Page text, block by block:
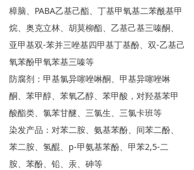
樟脑、PABA乙基己酯、丁基甲氧基二苯酰基甲
烷、奥克立林、胡莫柳酯、乙基己基三嗪酮、
亚甲基双-苯并三唑基四甲基丁基酚、双-乙基己
氧苯酚甲氧苯基三嗪等
防腐剂：甲基氯异噻唑啉酮、甲基异噻唑啉
酮、苯甲醇、苯氧乙醇、苯甲酸，对羟基苯甲
酸酯类、氯苯甘醚、三氯生、三氯卡班等
染发产品：对苯二胺、氨基苯酚、间苯二酚、
苯二胺、氢醌、p-甲氨基苯酚、甲苯2,5-二
胺、苯酚、铅、汞、砷等